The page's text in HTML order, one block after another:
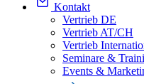
Kontakt
Vertrieb DE
Vertrieb AT/CH
Vertrieb
Seminare &
Events &